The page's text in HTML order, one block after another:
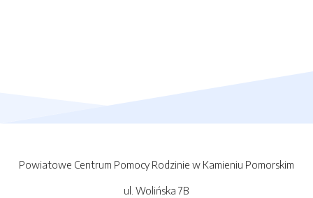
Powiatowe Centrum Pomocy Rodzinie w Kamieniu Pomorskim
ul. Wolińska 7B